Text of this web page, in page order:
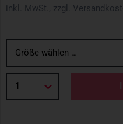
inkl. MwSt., zzgl.
Größe wählen …
1